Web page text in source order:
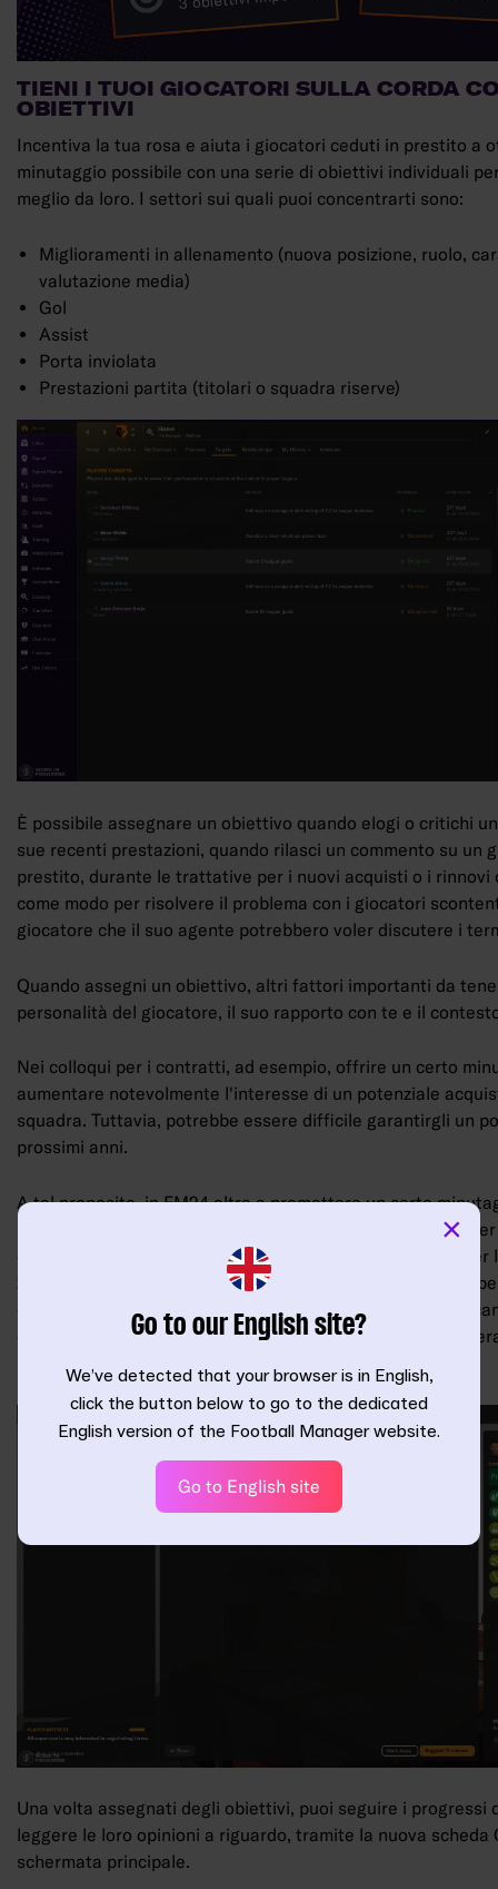
TIENI I TUOI GIOCATORI SULLA CORDA
OBIETTIVI
Incentiva la tua rosa e aiuta i giocatori ceduti in prestito a
minutaggio possibile con una serie di obiettivi individuali
meglio da loro. I settori sui quali puoi concentrarti sono:
Miglioramenti in allenamento (nuova posizione, ruolo,
valutazione media)
Gol
Assist
Porta inviolata
Prestazioni partita (titolari o squadra riserve)
È possibile assegnare un obiettivo quando elogi o critichi
sue recenti prestazioni, quando rilasci un commento su un
prestito, durante le trattative per i nuovi acquisti o i rinnovi
come modo per risolvere il problema con i giocatori
giocatore che il suo agente potrebbero voler discutere i
Quando assegni un obiettivo, altri fattori importanti da
personalità del giocatore, il suo rapporto con te e il
Nei colloqui per i contratti, ad esempio, offrire un certo
aumentare notevolmente l'interesse di un potenziale
squadra. Tuttavia, potrebbe essere difficile garantirgli un
prossimi anni.
A tal proposito, in FM24 oltre a promettere un certo
impostare un obiettivo nella schermata con le trattative
esempio, se un attaccante ha chiesto di partire titolare per
2025/26, ora puoi rispondere assegnandogli un obiettivo
che potrebbe essere realizzare un certo numero di gol in
dovesse centrarlo, dovrai onorare la promessa fatta,
Una volta assegnati degli obiettivi, puoi seguire i progressi
leggere le loro opinioni a riguardo, tramite la nuova
schermata principale.
Go to our English site?
We’ve detected that your browser is in English,
click the button below to go to the dedicated
English version of the Football Manager website.
Go to English site
×